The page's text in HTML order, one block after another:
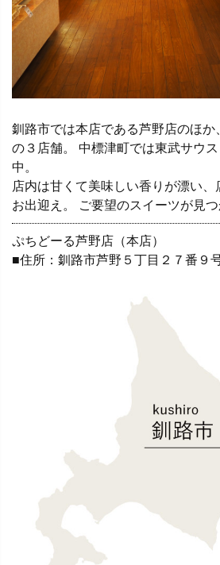
釧路市では本店である芦野店のほか
の３店舗。 中標津町では東武サウ
中。
店内は甘くて美味しい香りが漂い
お出迎え。 ご要望のスイーツが見つ
ぷちどーる芦野店（本店）
■住所：釧路市芦野５丁目２７番９